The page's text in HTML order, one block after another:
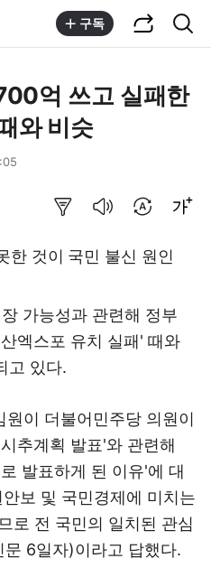
구독
억 쓰고 실패한
와 비슷
한 것이 국민 불신 원인
가능성과 관련해 정부
엑스포 유치 실패' 때와
고 있다.
이 더불어민주당 의원이
추계획 발표'와 관련해
발표하게 된 이유'에 대
보 및 국민경제에 미치는
로 전 국민의 일치된 관심
6일자)이라고 답했다.